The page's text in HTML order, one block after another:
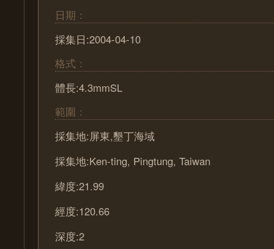
日期：
採集日:2004-04-10
格式：
體長:4.3mmSL
範圍：
採集地:屏東,墾丁海域
採集地:Ken-ting, Pingtung, Taiwan
緯度:21.99
經度:120.66
深度:2